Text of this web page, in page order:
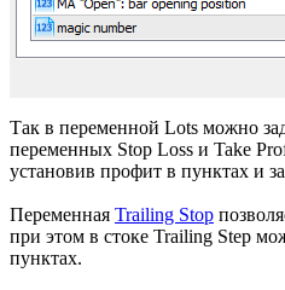
Так в переменной Lots можно
переменных Stop Loss и Take
установив профит в пунктах и
Переменная Trailing Stop
при этом в стоке Trailing Step
пунктах.